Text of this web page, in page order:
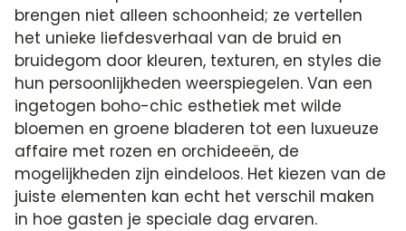
brengen niet alleen schoonheid; ze vertellen
het unieke liefdesverhaal van de bruid en
bruidegom door kleuren, texturen, en styles die
hun persoonlijkheden weerspiegelen. Van een
ingetogen boho-chic esthetiek met wilde
bloemen en groene bladeren tot een luxueuze
affaire met rozen en orchideeën, de
mogelijkheden zijn eindeloos. Het kiezen van de
juiste elementen kan echt het verschil maken
in hoe gasten je speciale dag ervaren.